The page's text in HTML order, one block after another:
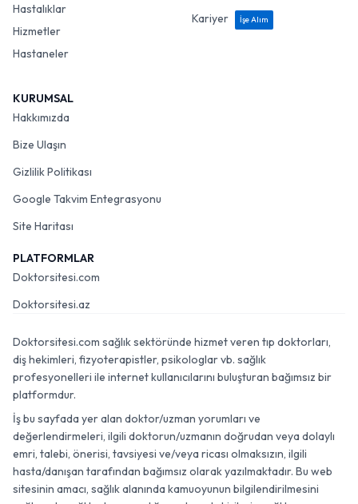
Hastalıklar
Hizmetler
Hastaneler
Kariyer
İşe Alım
KURUMSAL
Hakkımızda
Bize Ulaşın
Gizlilik Politikası
Google Takvim Entegrasyonu
Site Haritası
PLATFORMLAR
Doktorsitesi.com
Doktorsitesi.az
Doktorsitesi.com sağlık sektöründe hizmet veren tıp doktorları,
diş hekimleri, fizyoterapistler, psikologlar vb. sağlık
profesyonelleri ile internet kullanıcılarını buluşturan bağımsız bir
platformdur.
İş bu sayfada yer alan doktor/uzman yorumları ve
değerlendirmeleri, ilgili doktorun/uzmanın doğrudan veya dolaylı
emri, talebi, önerisi, tavsiyesi ve/veya ricası olmaksızın, ilgili
hasta/danışan tarafından bağımsız olarak yazılmaktadır. Bu web
sitesinin amacı, sağlık alanında kamuoyunun bilgilendirilmesini